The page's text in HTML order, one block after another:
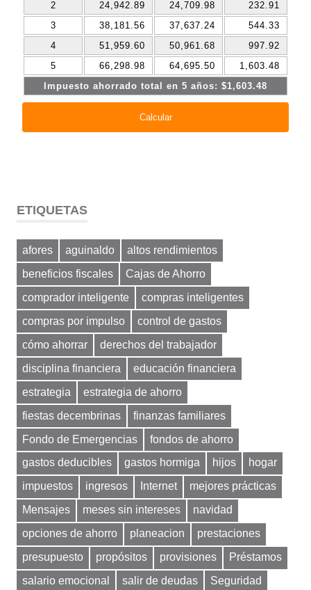
ETIQUETAS
afores aguinaldo
altos rendimientos
beneficios fiscales
Cajas de Ahorro
comprador inteligente
compras inteligentes
compras por impulso
control de gastos
cómo ahorrar
derechos del trabajador
disciplina financiera
educación financiera
estrategia
estrategia de ahorro
fiestas decembrinas
finanzas familiares
Fondo de Emergencias
fondos de ahorro
gastos deducibles
gastos hormiga hijos
hogar
impuestos
ingresos Internet
mejores prácticas
Mensajes
meses sin intereses
navidad
opciones de ahorro
planeacion
prestaciones
presupuesto
propósitos provisiones
Préstamos
salario emocional
salir de deudas Seguridad